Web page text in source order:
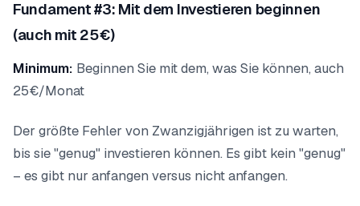
Fundament #3: Mit dem Investieren beginnen
(auch mit 25€)
Minimum: Beginnen Sie mit dem, was Sie können, auch
25€/Monat
Der größte Fehler von Zwanzigjährigen ist zu warten,
bis sie "genug" investieren können. Es gibt kein "genug"
– es gibt nur anfangen versus nicht anfangen.